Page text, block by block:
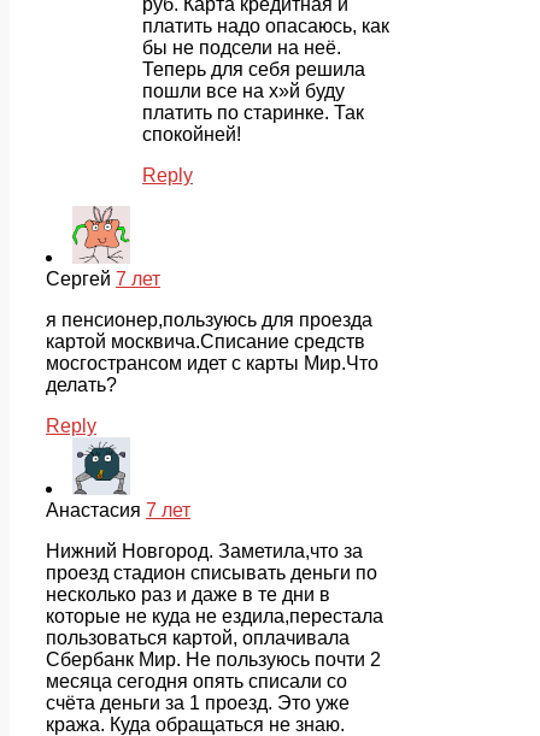
платить надо опасаюсь, как
бы не подсели на неё.
Теперь для себя решила
пошли все на х»й буду
платить по старинке. Так
спокойней!
Reply
Сергей 7 лет
я пенсионер,пользуюсь для проезда
картой москвича.Списание средств
мосгострансом идет с карты Мир.Что
делать?
Reply
Анастасия 7 лет
Нижний Новгород. Заметила,что за
проезд стадион списывать деньги по
несколько раз и даже в те дни в
которые не куда не ездила,перестала
пользоваться картой, оплачивала
Сбербанк Мир. Не пользуюсь почти 2
месяца сегодня опять списали со
счёта деньги за 1 проезд. Это уже
кража. Куда обращаться не знаю.